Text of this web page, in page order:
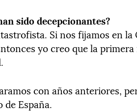
sido decepcionantes?
Si nos fijamos en la
yo creo que la
con años anteriores,
de España.